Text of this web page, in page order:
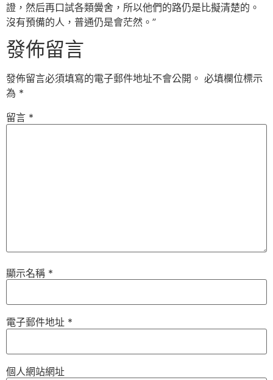
證，然后再口試各類黌舍，所以他們的路仍是比擬清楚的。
沒有預備的人，普通仍是會茫然。”
發佈留言
發佈留言必須填寫的電子郵件地址不會公開。 必填欄位標示
為 *
留言 *
顯示名稱 *
電子郵件地址 *
個人網站網址